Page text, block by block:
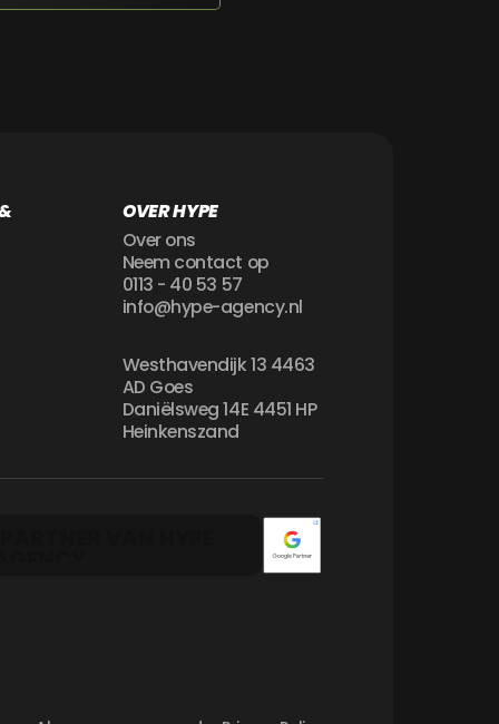
OVER HYPE
Over ons
Neem contact op
0113 - 40 53 57
info@hype-agency.nl
Westhavendijk 13 4463
AD Goes
Daniëlsweg 14E 4451 HP
Heinkenszand